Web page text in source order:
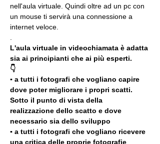
nell'aula virtuale. Quindi oltre ad un pc con
un mouse ti servirà una connessione a
internet veloce.
L'aula virtuale in videochiamata è adatta
sia ai principianti che ai più esperti.
👇
▪️ a tutti i fotografi che vogliano capire
dove poter migliorare i propri scatti.
Sotto il punto di vista della
realizzazione dello scatto e dove
necessario sia dello sviluppo
▪️ a tutti i fotografi che vogliano ricevere
una critica delle proprie fotografie